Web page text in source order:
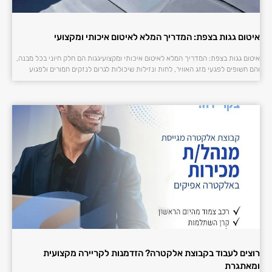
איטום גגות בצפת: המדריך המלא לאיטום איכותי ומקצועי
איטום גגות בצפת: המדריך המלא לאיטום איכותי ומקצועיגגות הם חלק חיוני בכל מבנה,
והם חשופים לפגעי מזג האוויר, לחות ונזילות שיכולות לגרום לנזקים חמורים ולפגוע
רוצים לעבוד בקבוצת אלקטרה? הזדמנות לקריירה מקצועית
ומאתגרת